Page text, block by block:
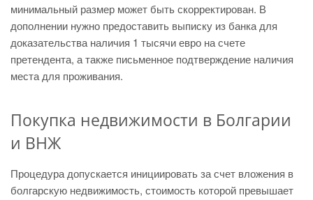
минимальный размер может быть скорректирован. В
дополнении нужно предоставить выписку из банка для
доказательства наличия 1 тысячи евро на счете
претендента, а также письменное подтверждение наличия
места для проживания.
Покупка недвижимости в Болгарии
и ВНЖ
Процедура допускается инициировать за счет вложения в
болгарскую недвижимость, стоимость которой превышает